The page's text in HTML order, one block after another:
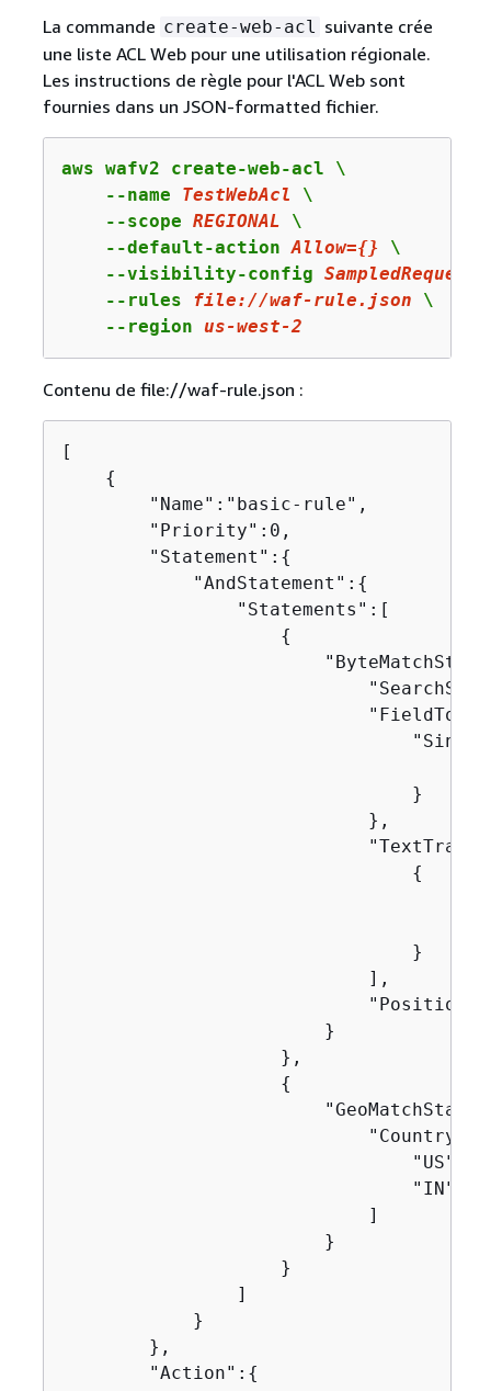
La commande create-web-acl suivante crée
une liste ACL Web pour une utilisation régionale.
Les instructions de règle pour l'ACL Web sont
fournies dans un JSON-formatted fichier.
aws wafv2 create-web-acl \
    --name
TestWebAcl \
    --scope
REGIONAL \
    --default-action
Allow={} \
    --visibility-config
    --rules
file://waf-rule.json \
    --region
us-west-2
Contenu de file://waf-rule.json :
[
{
        "Name":"basic-rule",
        "Priority":0,
        "Statement":
{
            "AndStatement":
{
                "Statements":[
{
                                }
                            },
{
                                }
                            ],
                        }
                    },
{
                                "US",
                                "IN"
                            ]
                        }
                    }
                ]
            }
        },
        "Action":
{